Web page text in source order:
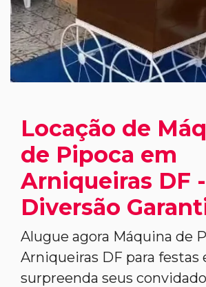
Locação de
de Pipoca em
Arniqueiras DF -
Diversão
Alugue agora Máquina de
Arniqueiras DF para festas
surpreenda seus